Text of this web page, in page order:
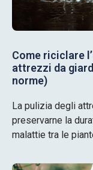
Come riciclare
attrezzi da
norme)
La pulizia degli
preservarne la
malattie tra le